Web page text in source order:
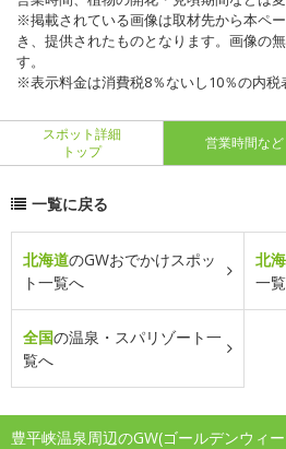
※掲載されている画像は取材先から本ペ
き、提供されたものとなります。画像の
す。
※表示料金は消費税8％ないし10％の内税
スポット詳細
トップ
営業時間など
一覧に戻る
北海道のGWおでかけスポッ
ト一覧へ
北
一
全国の温泉・スパリゾート一
覧へ
豊平峡温泉周辺のGW(ゴールデンウィ